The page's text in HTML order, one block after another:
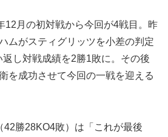
月の初対戦から今回が4戦目。昨
ムがスティグリッツを小差の判定
し対戦成績を2勝1敗に。その後
を成功させて今回の一戦を迎える
勝28KO4敗）は「これが最後